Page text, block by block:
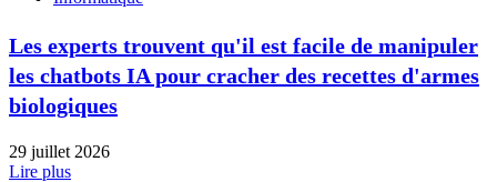
Les experts trouvent qu'il est facile de manipuler
les chatbots IA pour cracher des recettes d'armes
biologiques
29 juillet 2026
Lire plus